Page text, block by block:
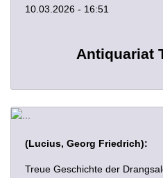
10.03.2026 - 16:51
Antiquariat
(Lucius, Georg Friedrich):